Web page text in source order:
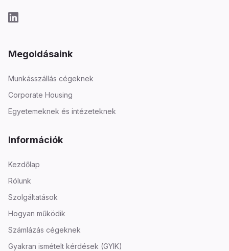
Megoldásaink
Munkásszállás cégeknek
Corporate Housing
Egyetemeknek és intézeteknek
Információk
Kezdőlap
Rólunk
Szolgáltatások
Hogyan működik
Számlázás cégeknek
Gyakran ismételt kérdések (GYIK)